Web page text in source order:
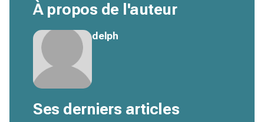
À propos de l'auteur
delph
Ses derniers articles